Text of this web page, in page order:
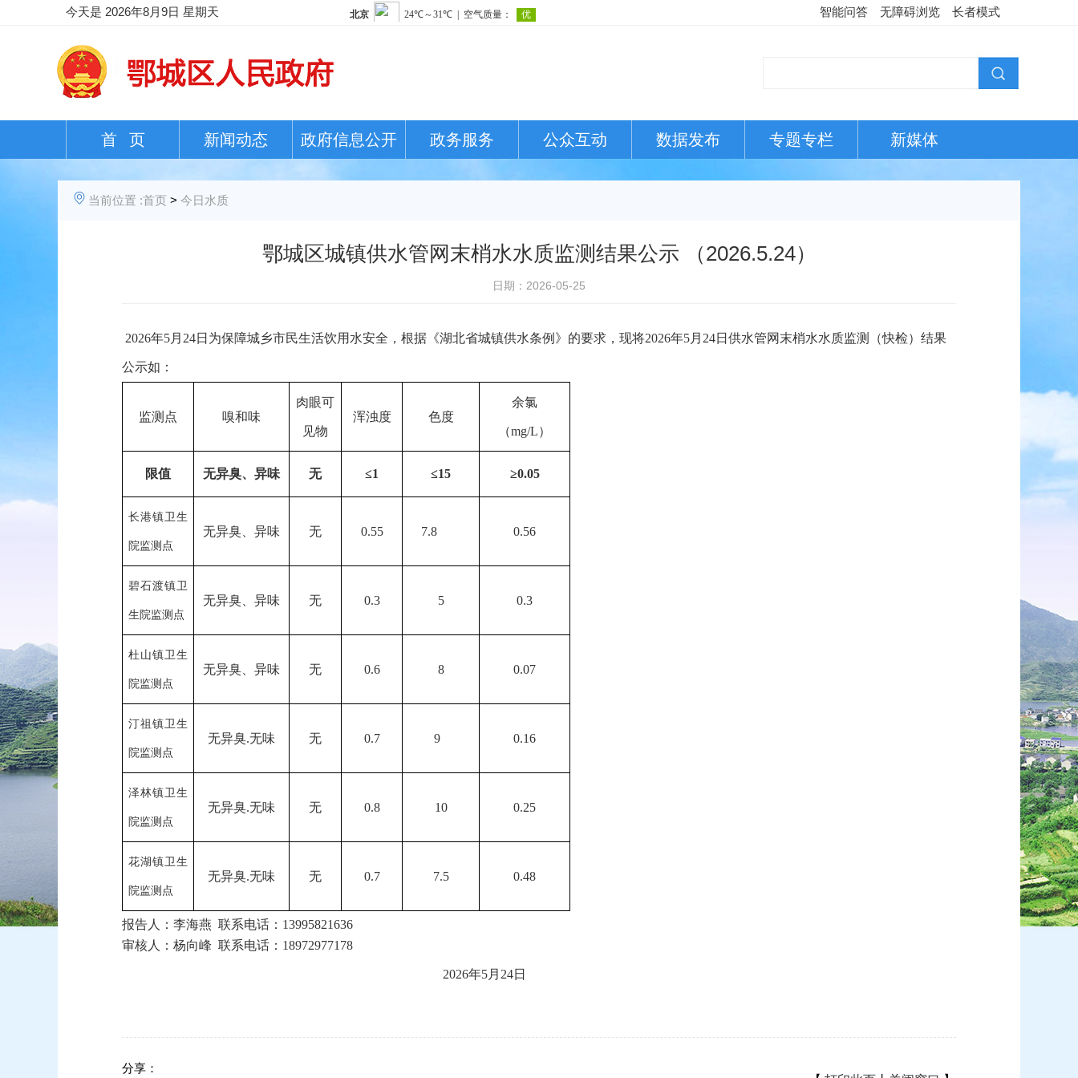
今天是 2026年8月9日 星期天 智能问答 无障碍浏览 长者模式
首 页 新闻动态 政府信息公开 政务服务 公众互动 数据发布 专题专栏 新媒体
当前位置 :首页 > 今日水质
鄂城区城镇供水管网末梢水水质监测结果公示 （2026.5.24）
日期：2026-05-25
2026年5月 24日 为保障城乡市民生活饮用水安全，根据《湖北省城镇供水条例》的要求，现将2026年5月 24日 供水管网末梢水水质监测（快检）结果
公示如：
监测点 嗅和味
肉眼可
见物
浑浊度 色度
余氯
（mg/L）
限值 无异臭、异味 无 ≤1 ≤15 ≥0.05
长港镇卫生
院监测点
无异臭、异味 无 0.55 7.8 0.56
碧石渡镇卫
生院监测点
无异臭、异味 无 0.3 5 0.3
杜山镇卫生
院监测点
无异臭、异味 无 0.6 8 0.07
汀祖镇卫生
院监测点
无异臭.无味 无 0.7 9 0.16
泽林镇卫生
院监测点
无异臭.无味 无 0.8 10 0.25
花湖镇卫生
院监测点
无异臭.无味 无 0.7 7.5 0.48
报告人： 李海燕 联系电话： 13995821636
审核人： 杨向峰 联系电话： 18972977178
2026年5月 24日
分享：